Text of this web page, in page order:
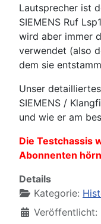
Lautsprecher ist
SIEMENS Ruf
wird aber immer
verwendet (also
dem sie
Unser
SIEMENS /
und wie er am
Die Testchassis
Abonnenten
Details
Kategorie:
Veröffentlicht: